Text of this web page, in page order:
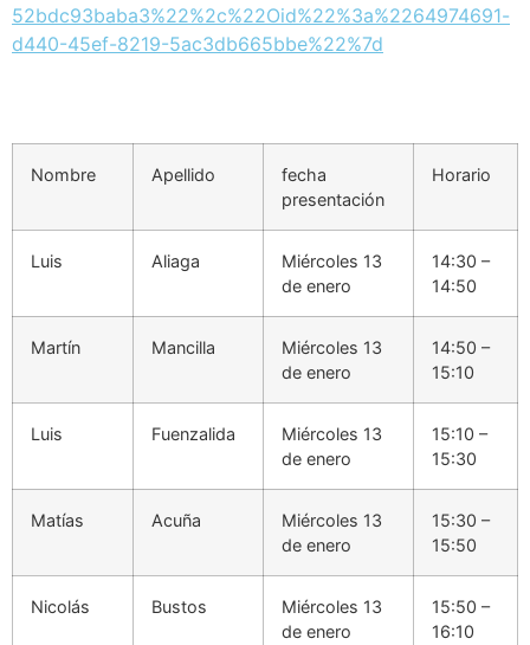
52bdc93baba3%22%2c%22Oid%22%3a%2264974691-
d440-45ef-8219-5ac3db665bbe%22%7d
Nombre Apellido
fecha
presentación
Horario
Luis Aliaga
Miércoles 13
de enero
14:30 –
14:50
Martín Mancilla
Miércoles 13
de enero
14:50 –
15:10
Luis Fuenzalida
Miércoles 13
de enero
15:10 –
15:30
Matías Acuña
Miércoles 13
de enero
15:30 –
15:50
Nicolás Bustos
Miércoles 13
de enero
15:50 –
16:10